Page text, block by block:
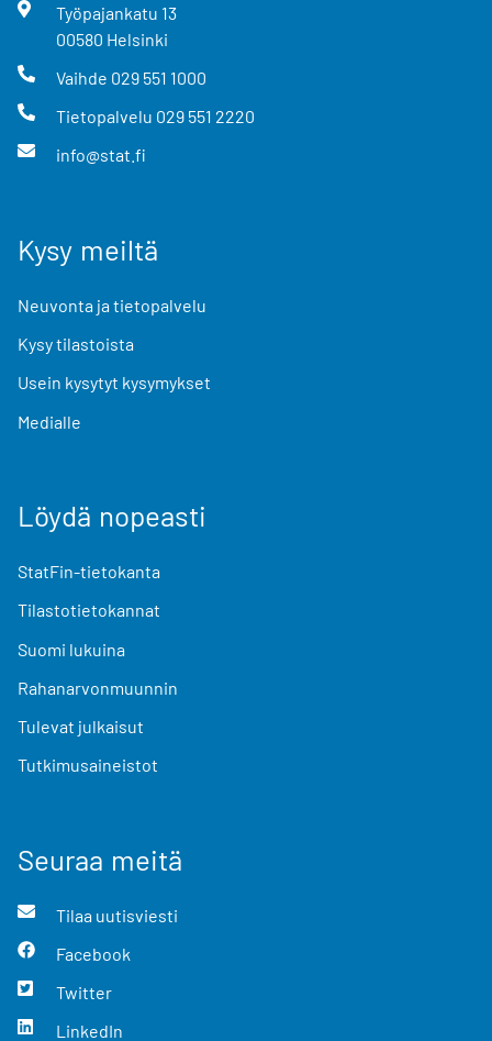
Työpajankatu 13
00580 Helsinki
Vaihde 029 551 1000
Tietopalvelu 029 551 2220
info@stat.fi
Kysy meiltä
Neuvonta ja tietopalvelu
Kysy tilastoista
Usein kysytyt kysymykset
Medialle
Löydä nopeasti
StatFin-tietokanta
Tilastotietokannat
Suomi lukuina
Rahanarvonmuunnin
Tulevat julkaisut
Tutkimusaineistot
Seuraa meitä
Tilaa uutisviesti
Facebook
Twitter
LinkedIn